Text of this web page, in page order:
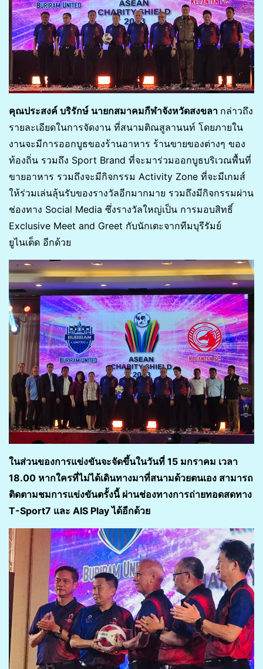
คุณประสงค์ บริรักษ์ นายกสมาคมกีฬาจังหวัดสงขลา กล่าวถึง
รายละเอียดในการจัดงาน ที่สนามติณสูลานนท์ โดยภายใน
งานจะมีการออกบูธของร้านอาหาร ร้านขายของต่างๆ ของ
ท้องถิ่น รวมถึง Sport Brand ที่จะมาร่วมออกบูธบริเวณพื้นที่
ขายอาหาร รวมถึงจะมีกิจกรรม Activity Zone ที่จะมีเกมส์
ให้ร่วมเล่นลุ้นรับของรางวัลอีกมากมาย รวมถึงมีกิจกรรมผ่าน
ช่องทาง Social Media ซึ่งรางวัลใหญ่เป็น การมอบสิทธิ์
Exclusive Meet and Greet กับนักเตะจากทีมบุรีรัมย์
ยูไนเต็ด อีกด้วย
ในส่วนของการแข่งขันจะจัดขึ้นในวันที่ 15 มกราคม เวลา
18.00 หากใครที่ไม่ได้เดินทางมาที่สนามด้วยตนเอง สามารถ
ติดตามชมการแข่งขันตรั้งนี้ ผ่านช่องทางการถ่ายทอดสดทาง
T-Sport7 และ AIS Play ได้อีกด้วย